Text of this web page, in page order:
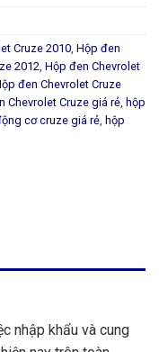
Cruze 2010 Hộp đen
2012 Hộp đen Chevrolet
đen Chevrolet Cruze
Chevrolet Cruze giá rẻ hộp
cơ cruze giá rẻ hộp
nhập khẩu và cung